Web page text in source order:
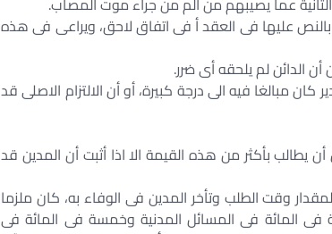
عليها فى العقد أ فى اتفاق لاحق، ويراعى فى هذه
مبالغا فيه الى درجة كبيرة، أو أن الالتزام الاصلى قد
يطالب بأكثر من هذه القيمة الا اذا أثبت أن المدين قد
وقت الطلب وتأخر المدين فى الوفاء به، كان ملزما
فى المائة فى المسائل المدنية وخمسة فى المائة فى